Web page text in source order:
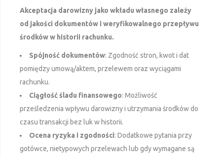
Akceptacja darowizny jako wkładu własnego zależy
od jakości dokumentów i weryfikowalnego przepływu
środków w historii rachunku.
Spójność dokumentów: Zgodność stron, kwot i dat
pomiędzy umową/aktem, przelewem oraz wyciągami
rachunku.
Ciągłość śladu finansowego: Możliwość
prześledzenia wpływu darowizny i utrzymania środków do
czasu transakcji bez luk w historii.
Ocena ryzyka i zgodności: Dodatkowe pytania przy
gotówce, nietypowych przelewach lub gdy wymagane są